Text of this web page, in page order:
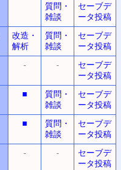
質問・
雑談
セーブデ
ータ投稿
改造・
解析
質問・
雑談
セーブデ
ータ投稿
- -
セーブデ
ータ投稿
■
質問・
雑談
セーブデ
ータ投稿
■
質問・
雑談
セーブデ
ータ投稿
- -
セーブデ
ータ投稿